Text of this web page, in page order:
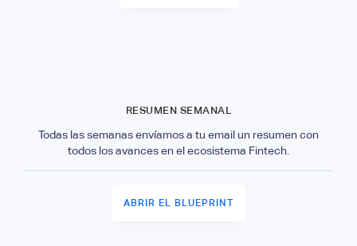
RESUMEN SEMANAL
Todas las semanas envíamos a tu email un resumen con
todos los avances en el ecosistema Fintech.
ABRIR EL BLUEPRINT